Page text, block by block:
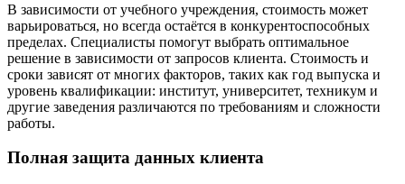
В зависимости от учебного учреждения, стоимость может
варьироваться, но всегда остаётся в конкурентоспособных
пределах. Специалисты помогут выбрать оптимальное
решение в зависимости от запросов клиента. Стоимость и
сроки зависят от многих факторов, таких как год выпуска и
уровень квалификации: институт, университет, техникум и
другие заведения различаются по требованиям и сложности
работы.
Полная защита данных клиента